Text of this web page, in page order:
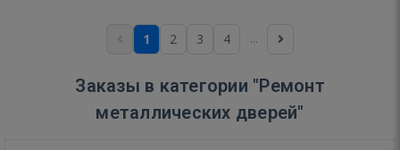
1 2 3 4 ...
Заказы в категории "Ремонт
металлических дверей"